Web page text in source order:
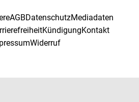
AGBDatenschutzMediadaten
KündigungKontakt
Widerruf